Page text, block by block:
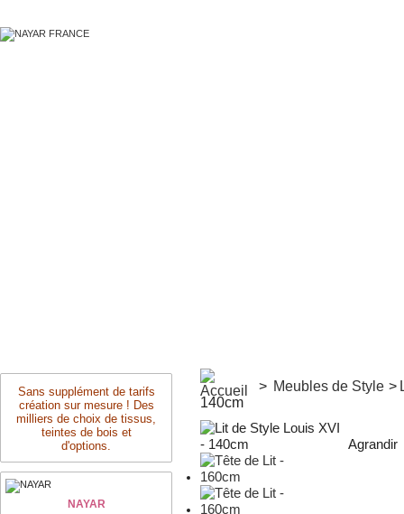
Sans supplément de tarifs
création sur mesure ! Des
milliers de choix de tissus,
teintes de bois et
d'options.
NAYAR
> Meubles de Style >
140cm
Agrandir